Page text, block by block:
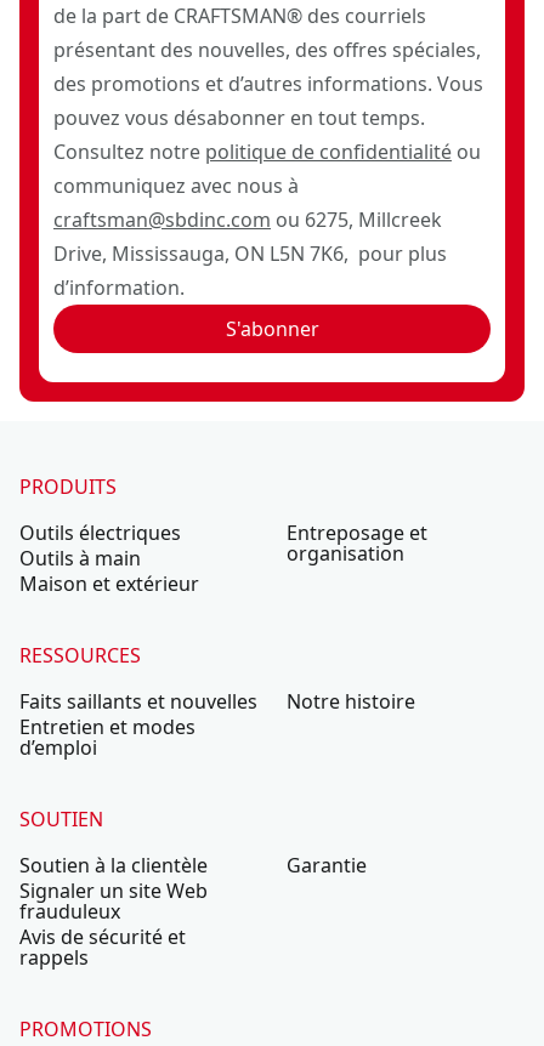
de la part de CRAFTSMAN® des courriels
présentant des nouvelles, des offres spéciales,
des promotions et d’autres informations. Vous
pouvez vous désabonner en tout temps.
Consultez notre politique de confidentialité ou
communiquez avec nous à
craftsman@sbdinc.com ou 6275, Millcreek
Drive, Mississauga, ON L5N 7K6, pour plus
d’information.
S'abonner
PRODUITS
Outils électriques
Outils à main
Maison et extérieur
Entreposage et
organisation
RESSOURCES
Faits saillants et nouvelles
Entretien et modes
d’emploi
Notre histoire
SOUTIEN
Soutien à la clientèle
Signaler un site Web
frauduleux
Avis de sécurité et
rappels
Garantie
PROMOTIONS